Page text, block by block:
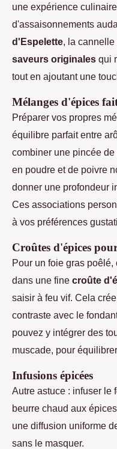
une expérience
d'assaisonnements
d'Espelette , la
saveurs originales qui
tout en ajoutant une
Mélanges d'épices
Préparer vos propres
équilibre parfait entre
combiner une pincée
en poudre et de poivre
donner une profondeur
Ces associations
à vos préférences
Croûtes d'épices
Pour un foie gras
dans une fine croûte
saisir à feu vif. Cela
contraste avec le
pouvez y intégrer des
muscade, pour
Infusions épicées
Autre astuce : infuser le
beurre chaud aux
une diffusion uniforme
sans le masquer.